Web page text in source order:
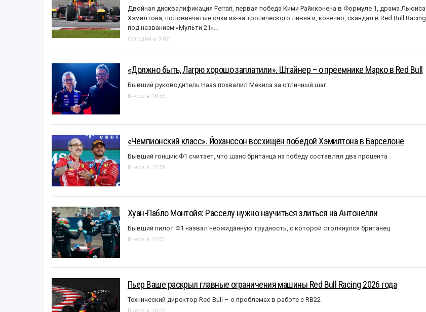
Двойная дисквалификация Ferrari, первая победа Кими Райкконена в Формуле 1, драма Льюиса
Хэмилтона, половинчатые очки из-за тропического ливня и, конечно, скандал в Red Bull Racing
под названием «Mульти 21»…
Сегодня в 9:02
«Должно быть, Лагрю хорошо заплатили». Штайнер – о преемнике Марко в Red Bull
Бывший руководитель Haas похвалил Мекиса за отличный шаг
Вчера в 18:55
«Чемпионский класс». Йоханссон восхищён победой Хэмилтона в Барселоне
Бывший гонщик Ф1 считает, что шанс британца на победу составлял два процента
Вчера в 17:58
Хуан-Пабло Монтойя: Расселу нужно научиться злиться на Антонелли
Бывший пилот Ф1 назвал неожиданную трудность, с которой столкнулся британец
Вчера в 17:01
Пьер Ваше раскрыл главные ограничения машины Red Bull Racing 2026 года
Технический директор Red Bull – о проблемах в работе с RB22